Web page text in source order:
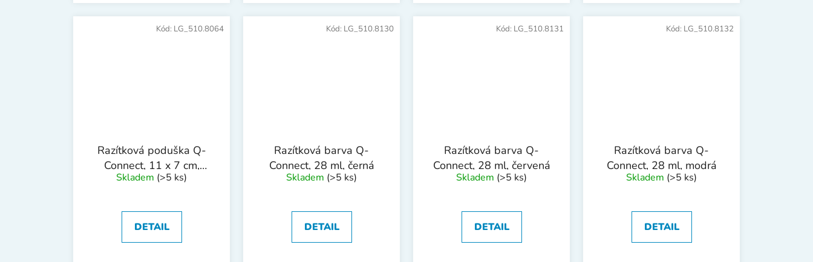
Razítková poduška Q-
Connect, 11 x 7 cm,
modrá
Skladem (>5 ks)
DETAIL
Kód: LG_510.8064
Razítková barva Q-
Connect, 28 ml, černá
Skladem (>5 ks)
DETAIL
Kód: LG_510.8130
Razítková barva Q-
Connect, 28 ml, červená
Skladem (>5 ks)
DETAIL
Kód: LG_510.8131
Razítková barva Q-
Connect, 28 ml, modrá
Skladem (>5 ks)
DETAIL
Kód: LG_510.8132